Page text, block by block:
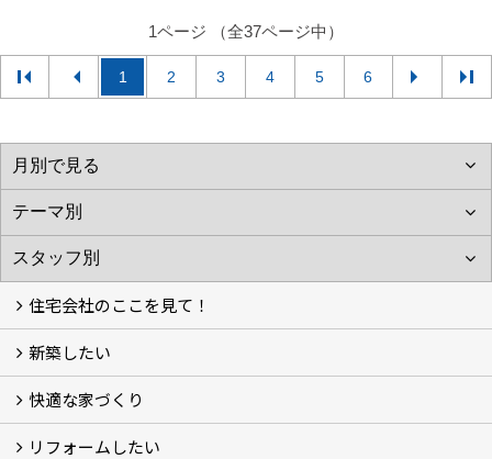
1ページ （全37ページ中）
1 2 3 4 5 6
住宅会社のここを見て！
家づくりをはじめる前に
施主をラクさせる会社とは？
理想の家を建てるには？
新築したい
こだわり
大伸の家づくり体制
地熱＆太陽光の家
家づくりスケジュール
アフター・保証体制
快適な家づくり
建替えたい
リフォームしたい